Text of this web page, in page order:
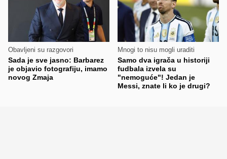
Obavljeni su razgovori
Sada je sve jasno: Barbarez
je objavio fotografiju, imamo
novog Zmaja
Mnogi to nisu mogli uraditi
Samo dva igrača u historiji
fudbala izvela su
"nemoguće"! Jedan je
Messi, znate li ko je drugi?